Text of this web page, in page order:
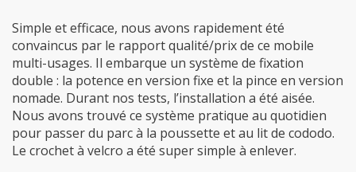
Simple et efficace, nous avons rapidement été
convaincus par le rapport qualité/prix de ce mobile
multi-usages. Il embarque un système de fixation
double : la potence en version fixe et la pince en version
nomade. Durant nos tests, l’installation a été aisée.
Nous avons trouvé ce système pratique au quotidien
pour passer du parc à la poussette et au lit de cododo.
Le crochet à velcro a été super simple à enlever.